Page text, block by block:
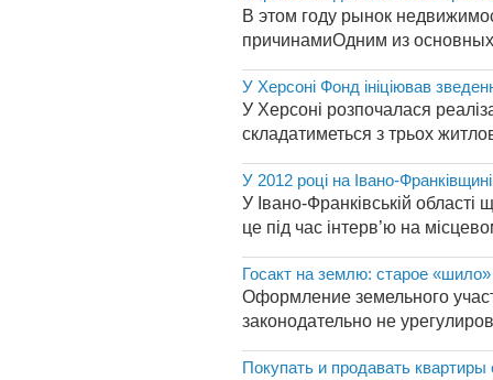
В этом году рынок
причинамиОдним из
У Херсоні Фонд ініціював
У Херсоні розпочалася
складатиметься з трьох
У 2012 році на Івано-
У Івано-Франківській
це під час інтерв’ю на
Госакт на землю: старое
Оформление земельного
законодательно не
Покупать и продавать